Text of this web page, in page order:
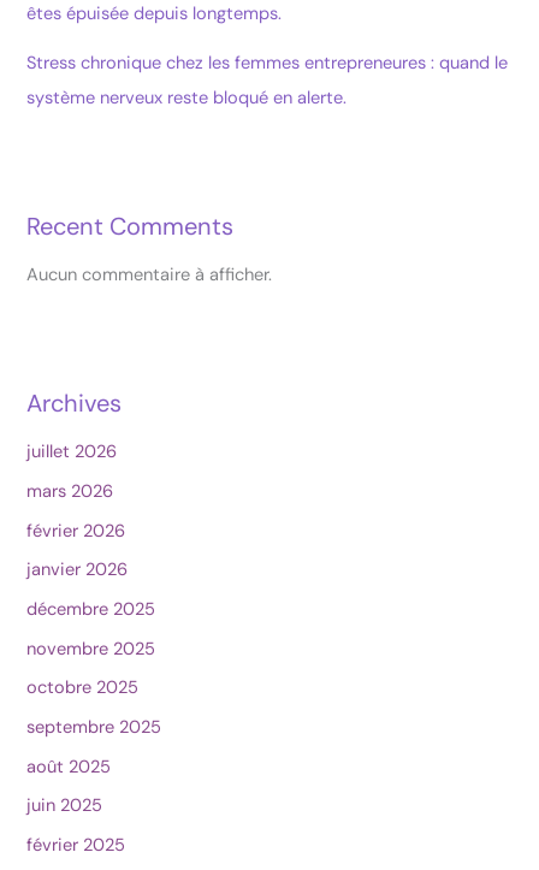
êtes épuisée depuis longtemps.
Stress chronique chez les femmes entrepreneures : quand le
système nerveux reste bloqué en alerte.
Recent Comments
Aucun commentaire à afficher.
Archives
juillet 2026
mars 2026
février 2026
janvier 2026
décembre 2025
novembre 2025
octobre 2025
septembre 2025
août 2025
juin 2025
février 2025